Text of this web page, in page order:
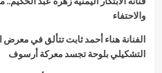
والاحتفاء
الفنانة هناء أحمد ثابت تتألق في معرض
التشكيلي بلوحة تجسد معركة أرسوف